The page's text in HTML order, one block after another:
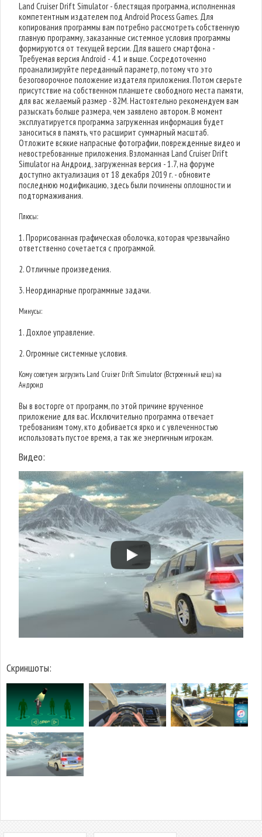
Land Cruiser Drift Simulator - блестящая программа, исполненная
компетентным издателем под Android Process Games. Для
копирования программы вам потребно рассмотреть собственную
главную программу, заказанные системное условия программы
формируются от текущей версии. Для вашего смартфона -
Требуемая версия Android - 4.1 и выше. Сосредоточенно
проанализируйте переданный параметр, потому что это
безоговорочное положение издателя приложения. Потом сверьте
присутствие на собственном планшете свободного места памяти,
для вас желаемый размер - 82M. Настоятельно рекомендуем вам
разыскать больше размера, чем заявлено автором. В момент
эксплуатируется программа загруженная информация будет
заноситься в память, что расширит суммарный масштаб.
Отложите всякие напрасные фотографии, поврежденные видео и
невостребованные приложения. Взломанная Land Cruiser Drift
Simulator на Андроид, загруженная версия - 1.7, на форуме
доступно актуализация от 18 декабря 2019 г. - обновите
последнюю модификацию, здесь были починены оплошности и
подтормаживания.
Плюсы:
1. Прорисованная графическая оболочка, которая чрезвычайно
ответственно сочетается с программой.
2. Отличные произведения.
3. Неординарные программные задачи.
Минусы:
1. Дохлое управление.
2. Огромные системные условия.
Кому советуем загрузить Land Cruiser Drift Simulator (Встроенный кеш) на
Андроид
Вы в восторге от программ, по этой причине врученное
приложение для вас. Исключительно программа отвечает
требованиям тому, кто добивается ярко и с увлеченностью
использовать пустое время, а так же энергичным игрокам.
Видео:
Скриншоты: